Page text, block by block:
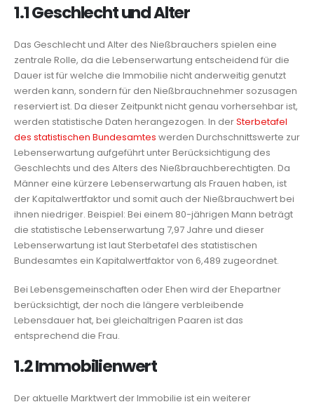
1.1 Geschlecht und Alter
Das Geschlecht und Alter des Nießbrauchers spielen eine
zentrale Rolle, da die Lebenserwartung entscheidend für die
Dauer ist für welche die Immobilie nicht anderweitig genutzt
werden kann, sondern für den Nießbrauchnehmer sozusagen
reserviert ist. Da dieser Zeitpunkt nicht genau vorhersehbar ist,
werden statistische Daten herangezogen. In derSterbetafel
des statistischen Bundesamtes werden Durchschnittswerte zur
Lebenserwartung aufgeführt unter Berücksichtigung des
Geschlechts und des Alters des Nießbrauchberechtigten. Da
Männer eine kürzere Lebenserwartung als Frauen haben, ist
der Kapitalwertfaktor und somit auch der Nießbrauchwert bei
ihnen niedriger. Beispiel: Bei einem 80-jährigen Mann beträgt
die statistische Lebenserwartung 7,97 Jahre und dieser
Lebenserwartung ist laut Sterbetafel des statistischen
Bundesamtes ein Kapitalwertfaktor von 6,489 zugeordnet.
Bei Lebensgemeinschaften oder Ehen wird der Ehepartner
berücksichtigt, der noch die längere verbleibende
Lebensdauer hat, bei gleichaltrigen Paaren ist das
entsprechend die Frau.
1.2 Immobilienwert
Der aktuelle Marktwert der Immobilie ist ein weiterer